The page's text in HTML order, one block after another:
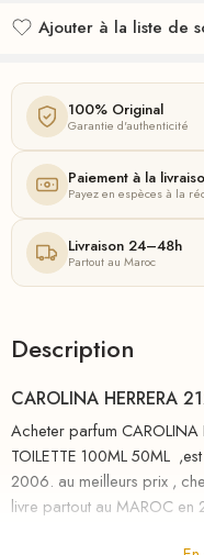
Ajouter à la liste de
100% Original
Garantie d'authenticité
Paiement à la
Payez en espèces à la
Livraison 24–48h
Partout au Maroc
Description
CAROLINA HERRERA
Acheter parfum CAROLINA
TOILETTE 100ML 50ML
2006. au meilleurs prix ,
livre partout au MAROC en